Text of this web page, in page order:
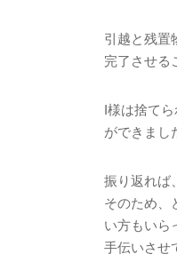
引越と残置
完了させる
I様は捨て
ができまし
振り返れば
そのため、
い方もいら
手伝いさせ